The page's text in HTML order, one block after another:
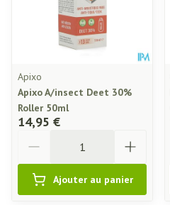
Apixo
Apixo A/insect Deet 30%
Roller 50ml
14,95 €
Ajouter au panier